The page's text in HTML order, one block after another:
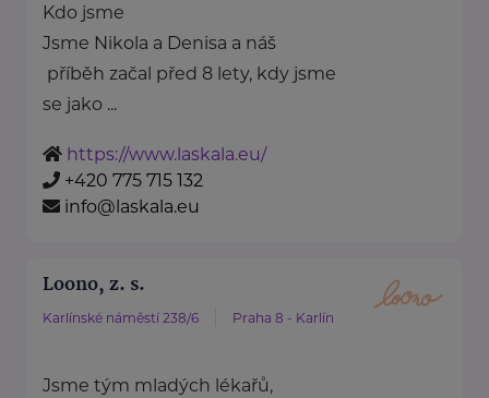
Kdo jsme
Jsme Nikola a Denisa a náš
příběh začal před 8 lety, kdy jsme
se jako ...
https://www.laskala.eu/
+420 775 715 132
info@laskala.eu
Loono, z. s.
Karlínské náměstí 238/6 Praha 8 - Karlín
Jsme tým mladých lékařů,